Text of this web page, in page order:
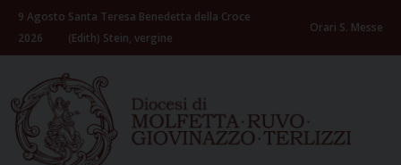
Skip
content
9 Agosto
2026
Santa Teresa Benedetta della Croce
(Edith) Stein, vergine
Orari S. Messe